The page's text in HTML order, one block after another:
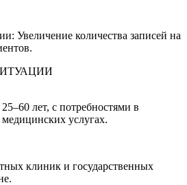
Увеличение количества записей на
лет, с потребностями в
услугах.
клиник и государственных